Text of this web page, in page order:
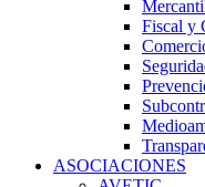
Fiscal y
ASOCIACIONES